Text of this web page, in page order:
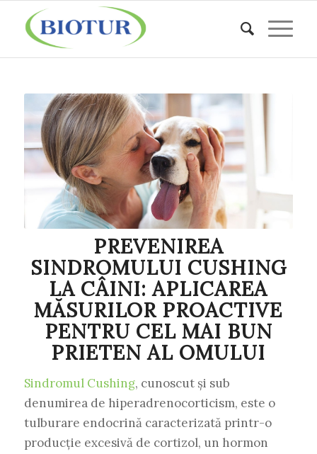
PREVENIREA
SINDROMULUI CUSHING
LA CÂINI: APLICAREA
MĂSURILOR PROACTIVE
PENTRU CEL MAI BUN
PRIETEN AL OMULUI
Sindromul Cushing, cunoscut și sub
denumirea de hiperadrenocorticism, este o
tulburare endocrină caracterizată printr-o
producție excesivă de cortizol, un hormon